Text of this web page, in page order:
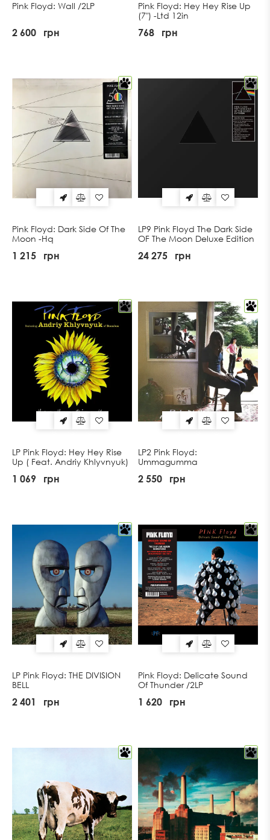
Pink Floyd: Wall /2LP
2 600 грн
Pink Floyd: Hey Hey Rise Up
(7") -Ltd 12in
768 грн
Pink Floyd: Dark Side Of The
Moon -Hq
1 215 грн
LP9 Pink Floyd The Dark Side
OF The Moon Deluxe Edition
24 275 грн
LP Pink Floyd: Hey Hey Rise
Up ( Feat. Andriy Khlyvnyuk)
1 069 грн
LP2 Pink Floyd:
Ummagumma
2 550 грн
LP Pink Floyd: THE DIVISION
BELL
2 401 грн
Pink Floyd: Delicate Sound
Of Thunder /2LP
1 620 грн